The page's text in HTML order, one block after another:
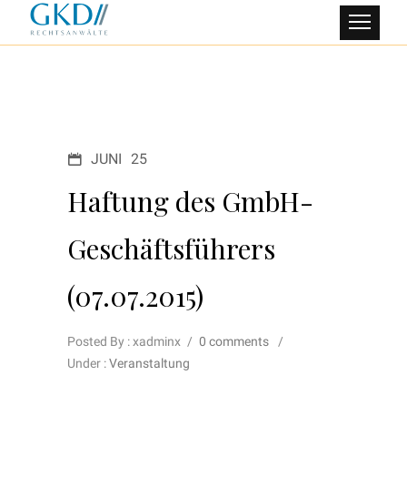
JUNI 25
Haftung des GmbH-
Geschäftsführers
(07.07.2015)
Posted By : xadminx / 0 comments
/
Under :Veranstaltung